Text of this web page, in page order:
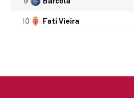
10 Fati Vieira